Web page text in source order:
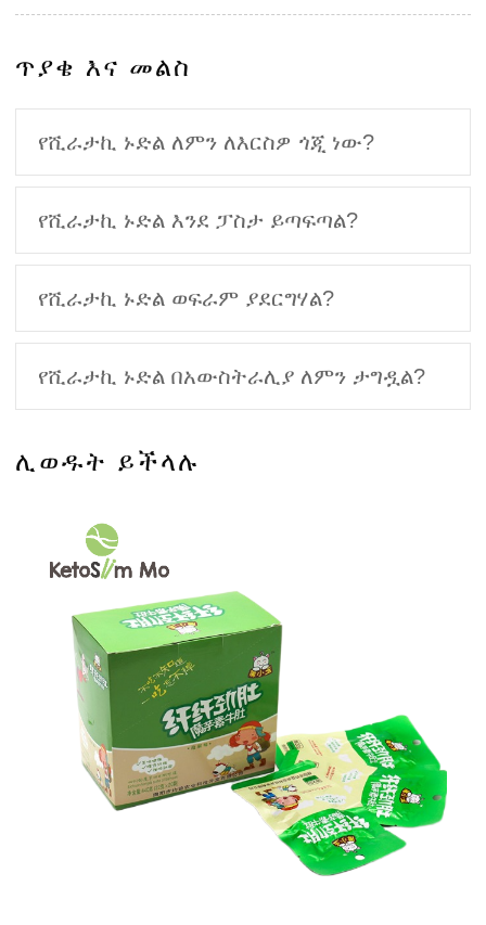
ጥያቄ እና መልስ
የሺራታኪ ኑድል ለምን ለእርስዎ ጎጂ ነው?
የሺራታኪ ኑድል እንደ ፓስታ ይጣፍጣል?
የሺራታኪ ኑድል ወፍራም ያደርግሃል?
የሺራታኪ ኑድል በአውስትራሊያ ለምን ታግዷል?
ሊወዱት ይችላሉ